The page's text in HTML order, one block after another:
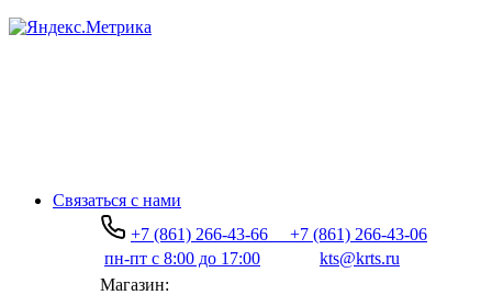
Связаться с нами
+7 (861) 266-43-66
+7 (861) 266-43-06
пн-пт с 8:00 до 17:00
kts@krts.ru
Магазин: